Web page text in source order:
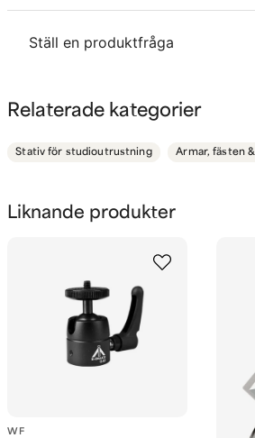
Liknande produkter
WF
Ställ en produktfråga
Fråga oss något om denna
Ja, ni får publicera min fråga
Relaterade kategorier
Stativ för studioutrustning Armar, fästen